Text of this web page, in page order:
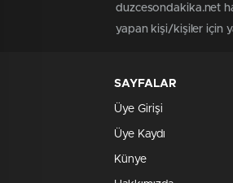
duzcesondakika.net
yapan kişi/kişiler için
SAYFALAR
Üye Girişi
Üye Kaydı
Künye